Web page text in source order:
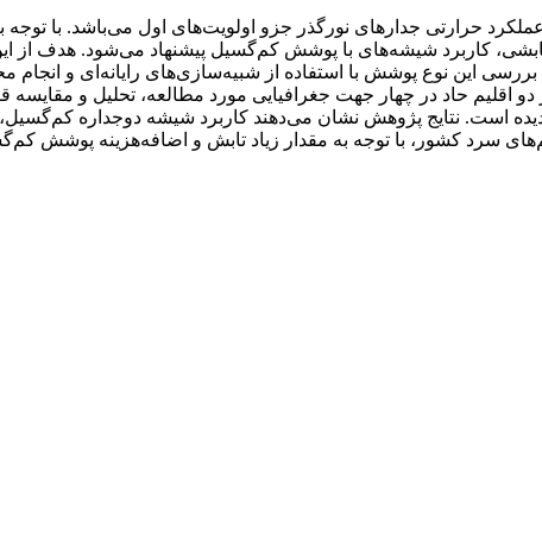
حرارتی جدارهای نورگذر جزو اولویت‌های اول می‌باشد. با توجه
کاربرد شیشه‌‌های با پوشش کم‌گسیل پیشنهاد می‌شود. هدف از
این نوع پوشش با استفاده از شبیه‌سازی‌های رایانه‌ای و انجام
حاد در چهار جهت جغرافیایی مورد مطالعه، تحلیل و مقایسه
است. نتایج پژوهش نشان می‌دهند کاربرد شیشه دوجداره کم‌گسیل،
سرد کشور، با توجه به مقدار زیاد تابش و اضافه‌هزینه پوشش